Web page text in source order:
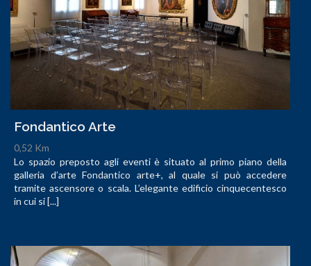
Fondantico Arte
0,52 Km
Lo spazio preposto agli eventi è situato al primo piano della
galleria d’arte Fondantico arte+, al quale si può accedere
tramite ascensore o scala. L’elegante edificio cinquecentesco
in cui si [...]